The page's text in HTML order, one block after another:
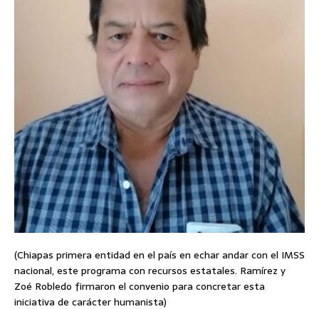
(Chiapas primera entidad en el país en echar andar con el IMSS
nacional, este programa con recursos estatales. Ramírez y
Zoé Robledo firmaron el convenio para concretar esta
iniciativa de carácter humanista)